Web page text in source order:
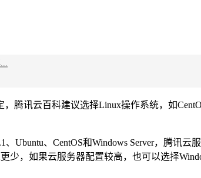
讯云百科建议选择Linux操作系统，如
、Ubuntu、CentOS和Windows Server，腾讯
少，如果云服务器配置较高，也可以选择